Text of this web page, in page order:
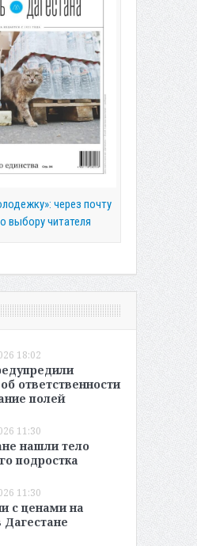
через почту
выбору читателя
18:02
ответственности
полей
11:30
нашли тело
подростка
11:30
с ценами на
Дагестане